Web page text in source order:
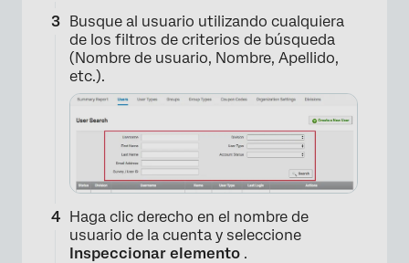
Busque al usuario utilizando cualquiera
de los filtros de criterios de búsqueda
(Nombre de usuario, Nombre, Apellido,
etc.).
Haga clic derecho en el nombre de
usuario de la cuenta y seleccione
Inspeccionar elemento .